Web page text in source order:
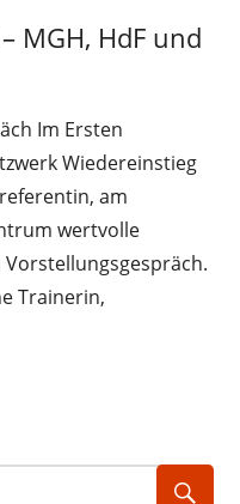
MGH, HdF und
Im Ersten
Wiedereinstieg
am
wertvolle
Trainerin,